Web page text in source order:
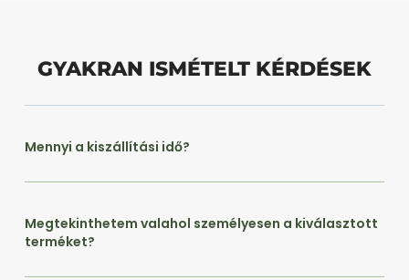
GYAKRAN ISMÉTELT KÉRDÉSEK
Mennyi a kiszállítási idő?
Megtekinthetem valahol személyesen a kiválasztott
terméket?